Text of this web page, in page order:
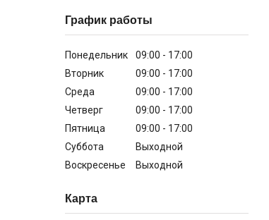
График работы
Понедельник 09:00
17:00
Вторник
09:00
17:00
Среда
09:00
17:00
Четверг
09:00
17:00
Пятница
09:00
17:00
Суббота
Выходной
Воскресенье
Выходной
Карта